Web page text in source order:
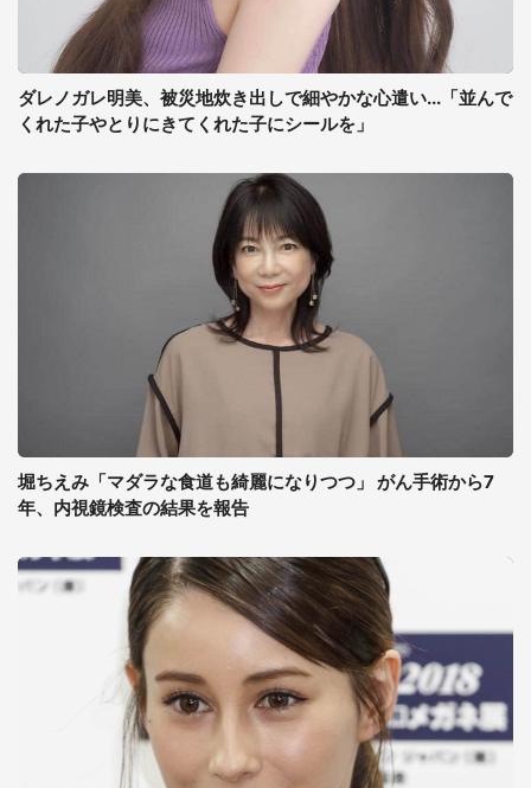
ダレノガレ明美、被災地炊き出しで細やかな心遣い...「並んで
くれた子やとりにきてくれた子にシールを」
堀ちえみ「マダラな食道も綺麗になりつつ」 がん手術から7
年、内視鏡検査の結果を報告